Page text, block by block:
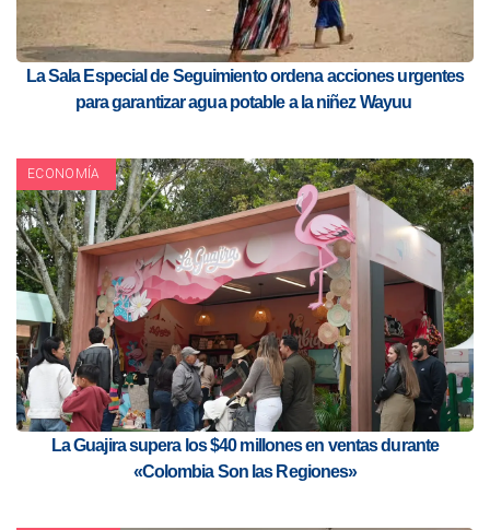
La Sala Especial de Seguimiento ordena acciones urgentes
para garantizar agua potable a la niñez Wayuu
ECONOMÍA
La Guajira supera los $40 millones en ventas durante
«Colombia Son las Regiones»